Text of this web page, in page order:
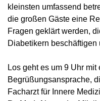
kleinsten umfassend
die großen Gäste eine
Fragen geklärt werden,
Diabetikern
Los geht es um 9 Uhr mit
Begrüßungsansprache,
Facharzt für Innere